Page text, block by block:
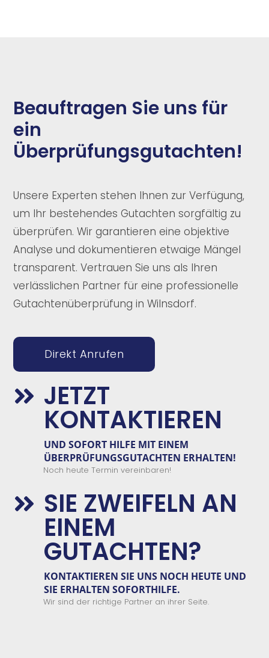
Beauftragen Sie uns für
ein
Überprüfungsgutachten!
Unsere Experten stehen Ihnen zur Verfügung,
um Ihr bestehendes Gutachten sorgfältig zu
überprüfen. Wir garantieren eine objektive
Analyse und dokumentieren etwaige Mängel
transparent. Vertrauen Sie uns als Ihren
verlässlichen Partner für eine professionelle
Gutachtenüberprüfung in Wilnsdorf.
Direkt Anrufen
 JETZT
KONTAKTIEREN
UND SOFORT HILFE MIT EINEM
ÜBERPRÜFUNGSGUTACHTEN ERHALTEN!
Noch heute Termin vereinbaren!
 SIE ZWEIFELN AN
EINEM
GUTACHTEN?
KONTAKTIEREN SIE UNSNOCH HEUTE UND
SIE ERHALTEN SOFORTHILFE.
Wir sind der richtige Partner an ihrer Seite.